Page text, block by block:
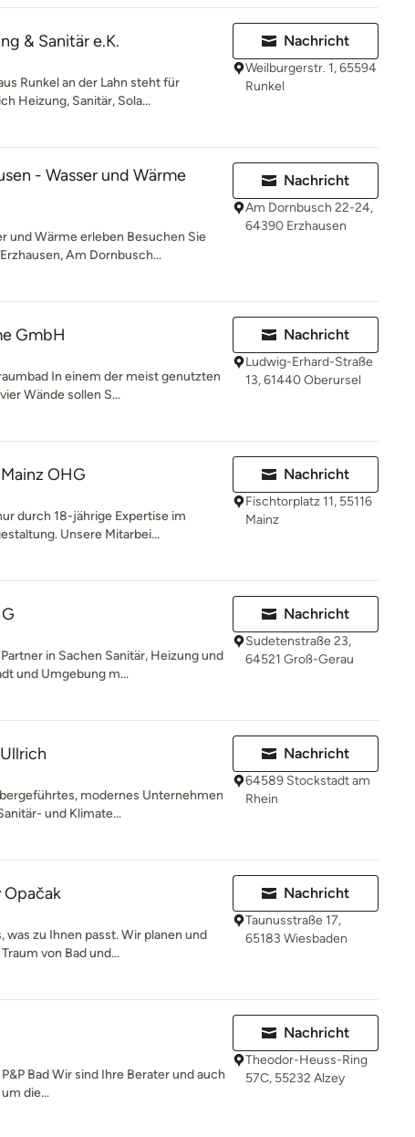
& Sanitär e.K.
Runkel an der Lahn steht für
Heizung, Sanitär, Sola...
Nachricht
Weilburgerstr. 1, 65594
Runkel
- Wasser und Wärme
und Wärme erleben Besuchen Sie
Am Dornbusch...
Nachricht
Am Dornbusch 22-24,
64390 Erzhausen
GmbH
In einem der meist genutzten
Wände sollen S...
Nachricht
Ludwig-Erhard-Straße
13, 61440 Oberursel
OHG
durch 18-jährige Expertise im
Unsere Mitarbei...
Nachricht
Fischtorplatz 11, 55116
Mainz
in Sachen Sanitär, Heizung und
und Umgebung m...
Nachricht
Sudetenstraße 23,
64521 Groß-Gerau
modernes Unternehmen
und Klimate...
Nachricht
64589 Stockstadt am
Rhein
Opačak
zu Ihnen passt. Wir planen und
von Bad und...
Nachricht
Taunusstraße 17,
65183 Wiesbaden
Bad Wir sind Ihre Berater und auch
die...
Nachricht
Theodor-Heuss-Ring
57C, 55232 Alzey